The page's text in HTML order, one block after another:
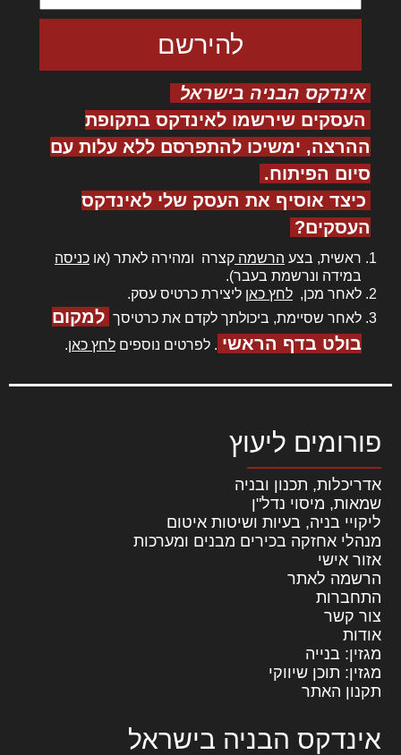
אינדקס הבניה בישראל
העסקים שירשמו לאינדקס בתקופת
ההרצה, ימשיכו להתפרסם ללא עלות עם
סיום הפיתוח.
כיצד אוסיף את העסק שלי לאינדקס
העסקים?
ראשית, בצע הרשמה קצרה ומהירה לאתר (או כניסה
במידה ונרשמת בעבר).
לאחר מכן, לחץ כאן ליצירת כרטיס עסק.
לאחר שסיימת, ביכולתך לקדם את כרטיסך למקום
בולט בדף הראשי . לפרטים נוספים לחץ כאן.
פורומים ליעוץ
אדריכלות, תכנון ובניה
שמאות, מיסוי נדל"ן
ליקויי בניה, בעיות ושיטות איטום
מנהלי אחזקה בכירים מבנים ומערכות
אזור אישי
הרשמה לאתר
התחברות
צור קשר
אודות
מגזין: בנייה
מגזין: תוכן שיווקי
תקנון האתר
אינדקס הבניה בישראל